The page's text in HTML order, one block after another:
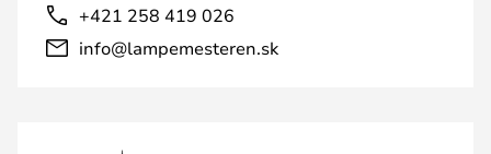
+421 258 419 026
info@lampemesteren.sk